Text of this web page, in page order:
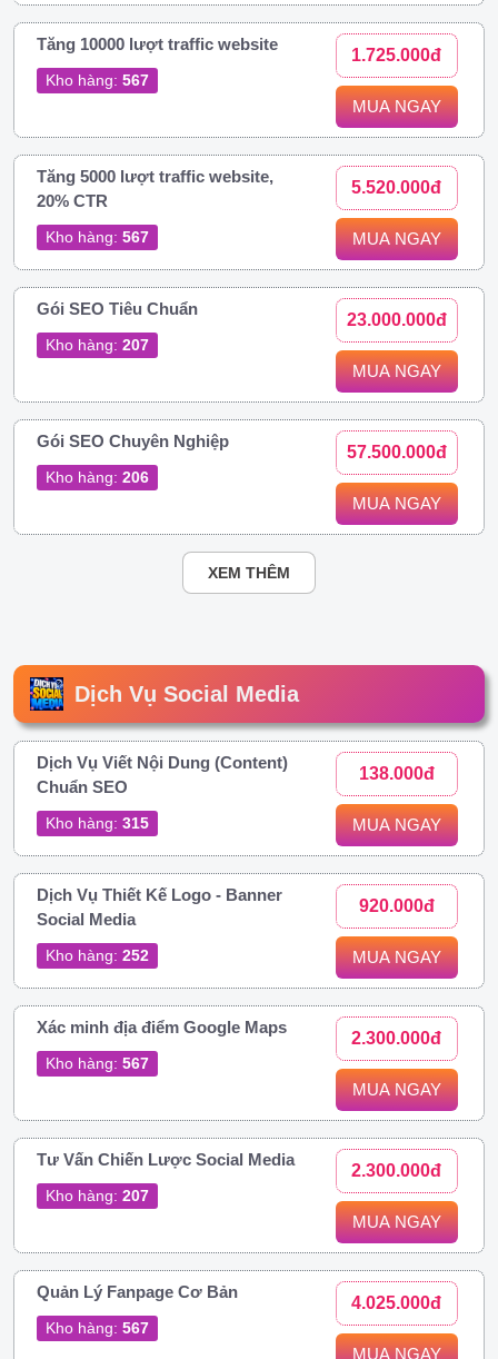
Tăng 10000 lượt traffic website
Kho hàng: 567
1.725.000đ
MUA NGAY
Tăng 5000 lượt traffic website,
20% CTR
Kho hàng: 567
5.520.000đ
MUA NGAY
Gói SEO Tiêu Chuẩn
Kho hàng: 207
23.000.000đ
MUA NGAY
Gói SEO Chuyên Nghiệp
Kho hàng: 206
57.500.000đ
MUA NGAY
XEM THÊM
Dịch Vụ Social Media
Dịch Vụ Viết Nội Dung (Content)
Chuẩn SEO
Kho hàng: 315
138.000đ
MUA NGAY
Dịch Vụ Thiết Kế Logo - Banner
Social Media
Kho hàng: 252
920.000đ
MUA NGAY
Xác minh địa điểm Google Maps
Kho hàng: 567
2.300.000đ
MUA NGAY
Tư Vấn Chiến Lược Social Media
Kho hàng: 207
2.300.000đ
MUA NGAY
Quản Lý Fanpage Cơ Bản
Kho hàng: 567
4.025.000đ
MUA NGAY